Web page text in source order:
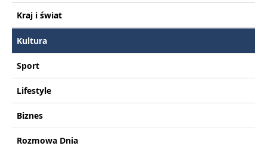
Kraj i świat
Kultura
Sport
Lifestyle
Biznes
Rozmowa Dnia